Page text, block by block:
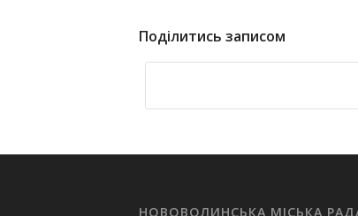
Поділитись записом
НОВОВОЛИНСЬКА МІСЬКА